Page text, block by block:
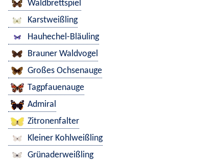
Waldbrettspiel
Karstweißling
Hauhechel-Bläuling
Brauner Waldvogel
Großes Ochsenauge
Tagpfauenauge
Admiral
Zitronenfalter
Kleiner Kohlweißling
Grünaderweißling